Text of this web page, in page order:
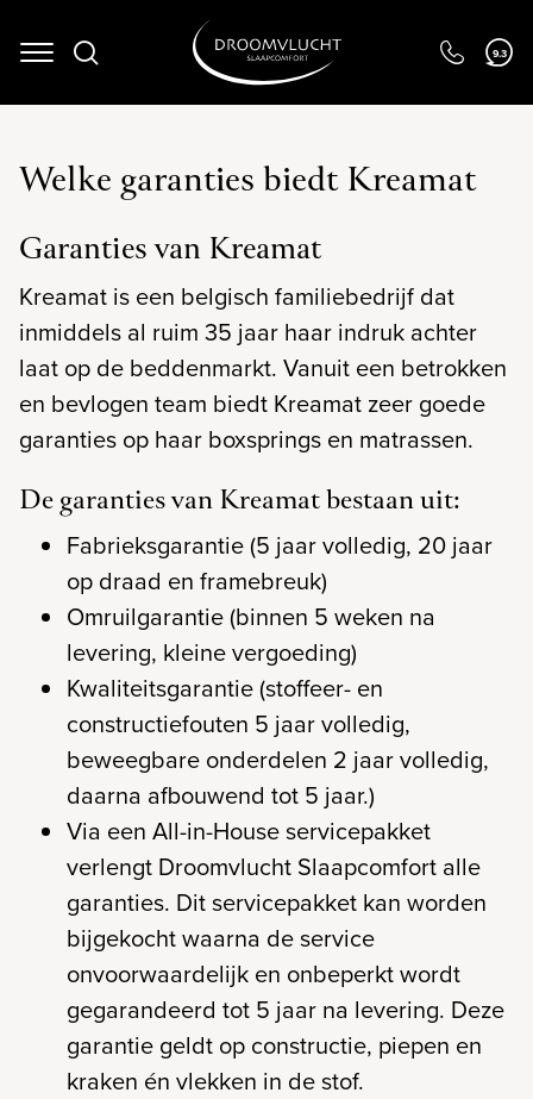
Navigation 9.3
Welke garanties biedt Kreamat
Garanties van Kreamat
Kreamat is een belgisch familiebedrijf dat
inmiddels al ruim 35 jaar haar indruk achter
laat op de beddenmarkt. Vanuit een betrokken
en bevlogen team biedt Kreamat zeer goede
garanties op haar boxsprings en matrassen.
De garanties van Kreamat bestaan uit:
Fabrieksgarantie (5 jaar volledig, 20 jaar
op draad en framebreuk)
Omruilgarantie (binnen 5 weken na
levering, kleine vergoeding)
Kwaliteitsgarantie (stoffeer- en
constructiefouten 5 jaar volledig,
beweegbare onderdelen 2 jaar volledig,
daarna afbouwend tot 5 jaar.)
Via een All-in-House servicepakket
verlengt Droomvlucht Slaapcomfort alle
garanties. Dit servicepakket kan worden
bijgekocht waarna de service
onvoorwaardelijk en onbeperkt wordt
gegarandeerd tot 5 jaar na levering. Deze
garantie geldt op constructie, piepen en
kraken én vlekken in de stof.